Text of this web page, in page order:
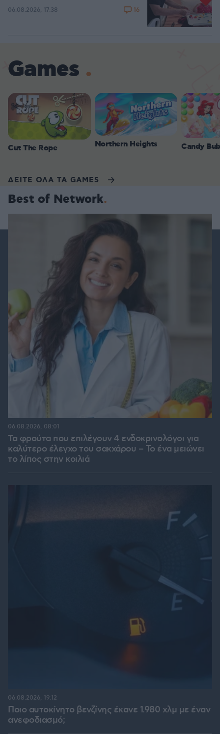
06.08.2026, 17:38 16
Games
Cut The Rope Northern Heights Candy
ΔΕΙΤΕ ΟΛΑ ΤΑ GAMES
Best of Network
Τα φρούτα που επιλέγουν 4 ενδοκρινολόγοι για
καλύτερο έλεγχο του σακχάρου – Το ένα μειώνει
το λίπος στην κοιλιά
06.08.2026, 08:01
Ποιο αυτοκίνητο βενζίνης έκανε 1.980 χλμ με έναν
ανεφοδιασμό;
06.08.2026, 19:12